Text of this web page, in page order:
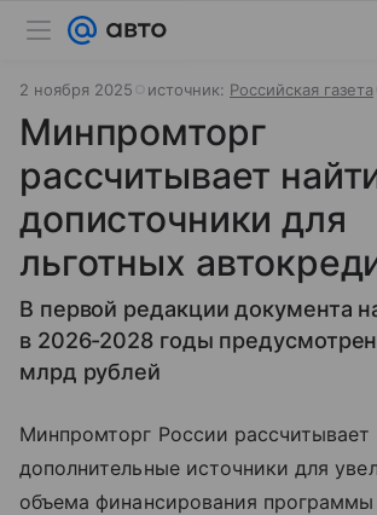
2 ноября 2025 источник: Российская газета
Минпромторг
рассчитывает
дописточники для
льготных
В первой редакции документа
в 2026-2028 годы
млрд рублей
Минпромторг России рассчитывает
дополнительные источники для
объема финансирования программы